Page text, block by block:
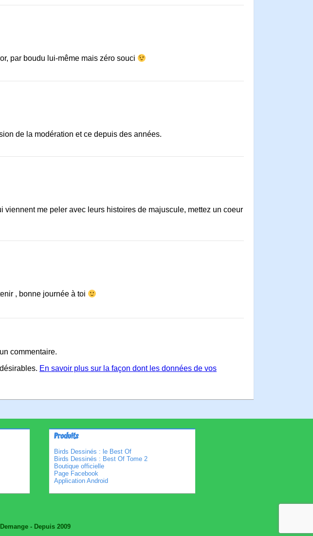
par boudu lui-même mais zéro souci
de la modération et ce depuis des années.
viennent me peler avec leurs histoires de majuscule, mettez un coeur
, bonne journée à toi
commentaire.
En savoir plus sur la façon dont les données de vos
Produits
Birds Dessinés : le Best Of
Birds Dessinés : Best Of Tome 2
Boutique officielle
Page Facebook
Application Android
- Depuis 2009